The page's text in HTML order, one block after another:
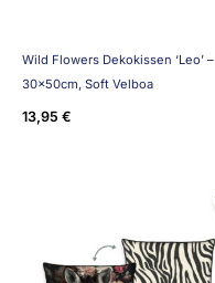
Wild Flowers Dekokissen ‘Leo’ –
30x50cm, Soft Velboa
13,95 €